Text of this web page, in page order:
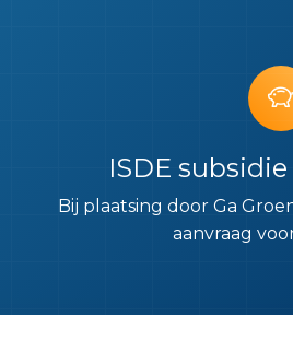
ISDE
Bij plaatsing door Ga
aanvraag